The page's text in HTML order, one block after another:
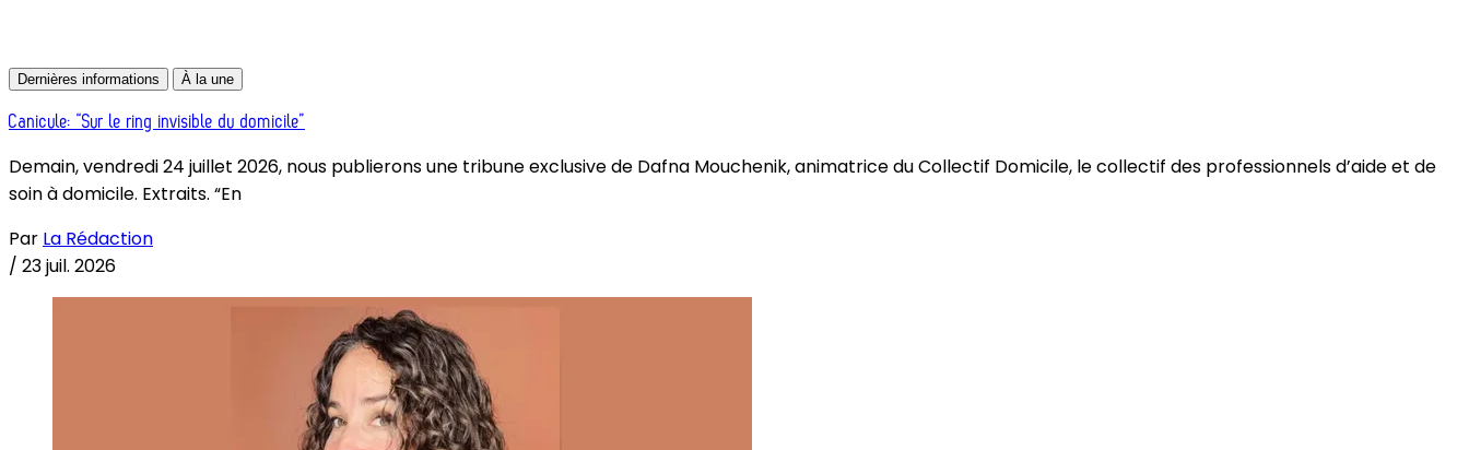
Dernières informations À la une
Canicule: “Sur le ring invisible du domicile”
Demain, vendredi 24 juillet 2026, nous publierons une tribune exclusive de Dafna Mouchenik, animatrice du Collectif Domicile, le collectif des professionnels d’aide et de
soin à domicile. Extraits. “En
Par La Rédaction
/ 23 juil. 2026